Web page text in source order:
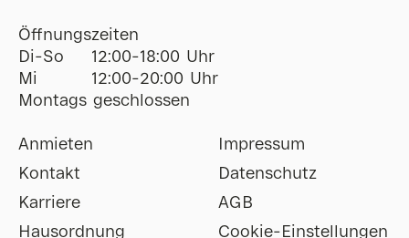
Öffnungszeiten
Di-So
12:00-18:00 Uhr
Mi
12:00-20:00 Uhr
Montags geschlossen
Anmieten
Kontakt
Karriere
Hausordnung
Impressum
Datenschutz
AGB
Cookie-Einstellungen